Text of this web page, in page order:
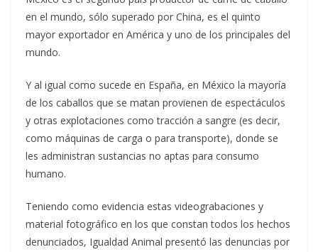
en el mundo, sólo superado por China, es el quinto
mayor exportador en América y uno de los principales del
mundo.
Y al igual como sucede en España, en México la mayoría
de los caballos que se matan provienen de espectáculos
y otras explotaciones como tracción a sangre (es decir,
como máquinas de carga o para transporte), donde se
les administran sustancias no aptas para consumo
humano.
Teniendo como evidencia estas videograbaciones y
material fotográfico en los que constan todos los hechos
denunciados, Igualdad Animal presentó las denuncias por